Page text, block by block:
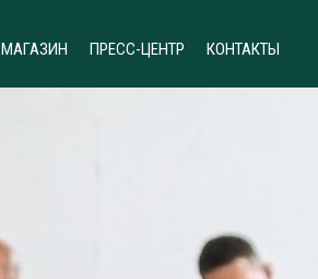
МАГАЗИН ПРЕСС-ЦЕНТР КОНТАКТЫ